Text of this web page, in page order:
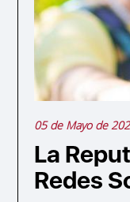
05 de Mayo de
La
Redes